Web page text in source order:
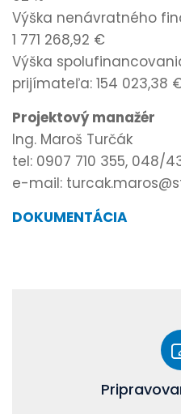
Výška nenávratného
1 771 268,92 €
Výška
prijímateľa: 154 023,38
Projektový manažér
Ing. Maroš Turčák
tel: 0907 710 355, 048/
e-mail:
DOKUMENTÁCIA